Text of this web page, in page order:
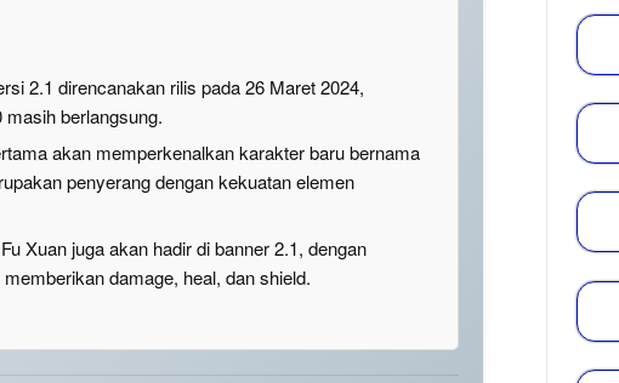
2.1 direncanakan rilis pada 26 Maret 2024,
berlangsung.
akan memperkenalkan karakter baru bernama
penyerang dengan kekuatan elemen
Xuan juga akan hadir di banner 2.1, dengan
damage, heal, dan shield.